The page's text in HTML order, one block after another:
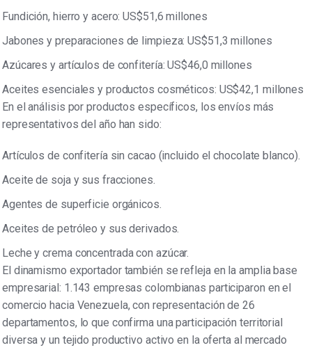
Fundición, hierro y acero: US$51,6 millones
Jabones y preparaciones de limpieza: US$51,3 millones
Azúcares y artículos de confitería: US$46,0 millones
Aceites esenciales y productos cosméticos: US$42,1 millones
En el análisis por productos específicos, los envíos más
representativos del año han sido:
Artículos de confitería sin cacao (incluido el chocolate blanco).
Aceite de soja y sus fracciones.
Agentes de superficie orgánicos.
Aceites de petróleo y sus derivados.
Leche y crema concentrada con azúcar.
El dinamismo exportador también se refleja en la amplia base
empresarial: 1.143 empresas colombianas participaron en el
comercio hacia Venezuela, con representación de 26
departamentos, lo que confirma una participación territorial
diversa y un tejido productivo activo en la oferta al mercado